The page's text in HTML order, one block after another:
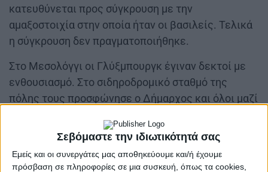
Σεβόμαστε την ιδιωτικότητά σας
Εμείς και οι συνεργάτες μας αποθηκεύουμε και/ή έχουμε
πρόσβαση σε πληροφορίες σε μια συσκευή, όπως τα cookies,
κατευθύνεται προς σύγκρουση με την
αμαξοστοιχία στην οποία ήταν οι βασιλείς. Τελικά
η σύγκρουση δεν πραγματοποιήθηκε.
Στο Μεσολόγγι οι Γλύξμπουργκ έγιναν δεκτοί με
ενθουσιασμό. Στο σιδηροδρομικό σταθμό της
πόλης τους προσφώνησε ο Δήμαρχος και όλοι μαζί
όπου εψάλλει δοξολογία προς τιμή τους. Κατόπιν
κατευθύνθηκαν στο κτίριο που είχε οριστεί ως
ανάκτορο, το οποίο δεν ήταν άλλο από το σημερινό